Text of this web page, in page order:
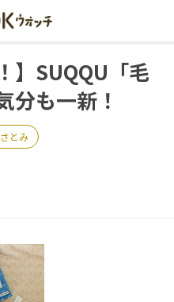
】SUQQU「毛
分も一新！
とみ